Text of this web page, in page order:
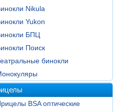
Nikula
Yukon
БПЦ
Поиск
бинокли
BSA оптические